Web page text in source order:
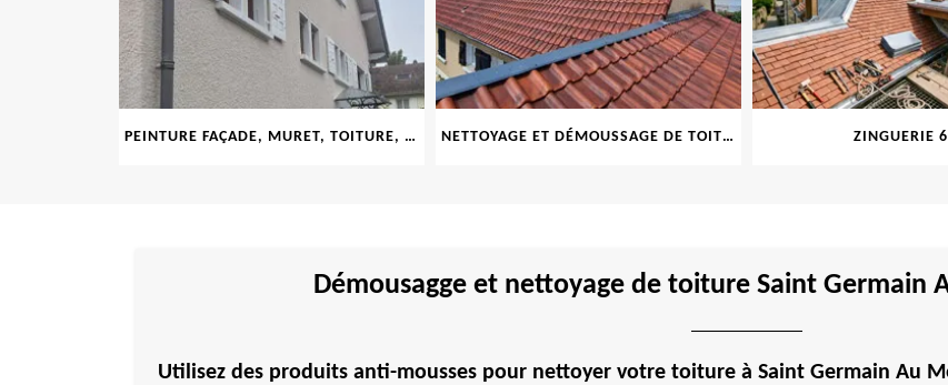
PEINTURE FAÇADE, MURET, TOITURE, BOISERIE, FERRONERIE, GOUTTIÈRE 69 NETTOYAGE ET DÉMOUSSAGE DE TOITURE ET FAÇADE 69 ZINGUERIE 69
Démousagge et nettoyage de toiture Saint Germain
Utilisez des produits anti-mousses pour nettoyer votre toiture à Saint Germain Au